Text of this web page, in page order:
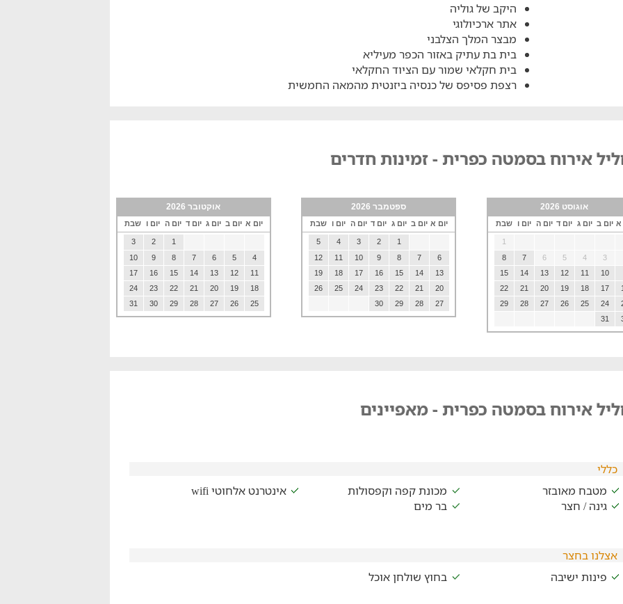
היקב של גוליה
אתר ארכיולוגי
מבצר המלך הצלבני
בית בת עתיק באזור הכפר מעיליא
בית חקלאי שמור עם הציוד החקלאי
רצפת פסיפס של כנסיה ביזנטית מהמאה החמשית
אירוח בסמטה כפרית - זמינות חדרים
אוגוסט 2026
א יום ב יום ג יום ד יום ה יום ו שבת
1
3
4
5
6
7
8
10
11
12
13
14
15
17
18
19
20
21
22
24
25
26
27
28
29
31
ספטמבר 2026
יום א יום ב יום ג יום ד יום ה יום ו שבת
1
2
3
4
5
6
7
8
9
10
11
12
13
14
15
16
17
18
19
20
21
22
23
24
25
26
27
28
29
30
אוקטובר 2026
יום א יום ב יום ג יום ד יום ה יום ו שבת
1
2
3
4
5
6
7
8
9
10
11
12
13
14
15
16
17
18
19
20
21
22
23
24
25
26
27
28
29
30
31
אירוח בסמטה כפרית - מאפיינים
כללי
מטבח מאובזר
מכונת קפה וקפסולות
אינטרנט אלחוטי wifi
גינה / חצר
בר מים
אצלנו בחצר
פינות ישיבה
בחוץ שולחן אוכל